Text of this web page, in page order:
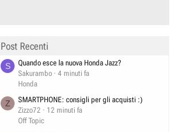
Post Recenti
S
Quando esce la nuova Honda Jazz?
Sakurambo
4 minuti fa
Honda
Z
SMARTPHONE: consigli per gli acquisti :)
Zizzo72
12 minuti fa
Off Topic